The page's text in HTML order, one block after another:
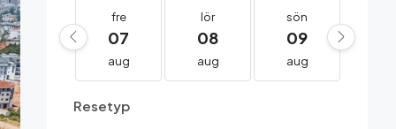
fre
07
aug
lör
08
aug
sön
09
aug
Resetyp